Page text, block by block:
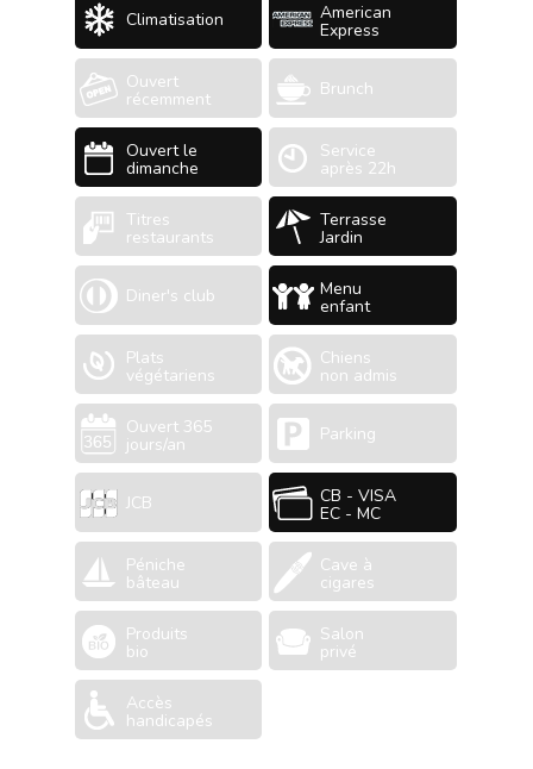
Climatisation American
Express
Ouvert
récemment Brunch
Ouvert le
dimanche
Service
après 22h
Titres
restaurants
Terrasse
Jardin
Diner's club Menu
enfant
Plats
végétariens
Chiens
non admis
Ouvert 365
jours/an Parking
JCB CB - VISA
EC - MC
Péniche
bâteau
Cave à
cigares
Produits
bio
Salon
privé
Accès
handicapés